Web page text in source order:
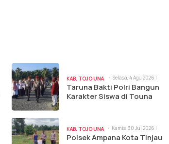
KAB. TOJO UNA
UNA
Selasa, 4 Agu 2026 |
3:14 pm
Taruna Bakti Polri Bangun
Karakter Siswa di Touna
KAB. TOJO UNA
UNA
Kamis, 30 Jul 2026 |
11:02 am
Polsek Ampana Kota Tinjau